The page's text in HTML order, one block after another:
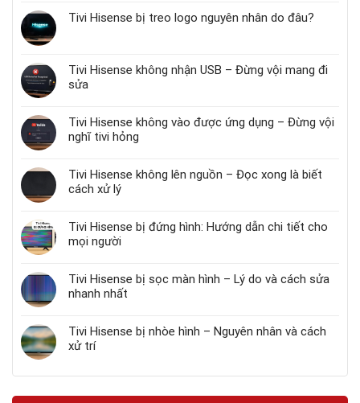
Tivi Hisense bị treo logo nguyên nhân do đâu?
Tivi Hisense không nhận USB – Đừng vội mang đi
sửa
Tivi Hisense không vào được ứng dụng – Đừng vội
nghĩ tivi hỏng
Tivi Hisense không lên nguồn – Đọc xong là biết
cách xử lý
Tivi Hisense bị đứng hình: Hướng dẫn chi tiết cho
mọi người
Tivi Hisense bị sọc màn hình – Lý do và cách sửa
nhanh nhất
Tivi Hisense bị nhòe hình – Nguyên nhân và cách
xử trí